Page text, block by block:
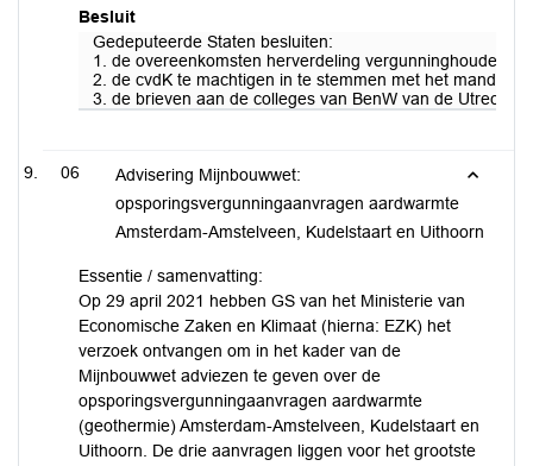
Besluit
Gedeputeerde Staten besluiten:
1. de overeenkomsten herverdeling vergunninghouders
2. de cvdK te machtigen in te stemmen met het
3. de brieven aan de colleges van BenW van de
06
Advisering Mijnbouwwet:
opsporingsvergunningaanvragen aardwarmte
Amsterdam-Amstelveen, Kudelstaart en Uithoorn
Essentie / samenvatting:
Op 29 april 2021 hebben GS van het Ministerie van
Economische Zaken en Klimaat (hierna: EZK) het
verzoek ontvangen om in het kader van de
Mijnbouwwet adviezen te geven over de
opsporingsvergunningaanvragen aardwarmte
(geothermie) Amsterdam-Amstelveen, Kudelstaart en
Uithoorn. De drie aanvragen liggen voor het grootste